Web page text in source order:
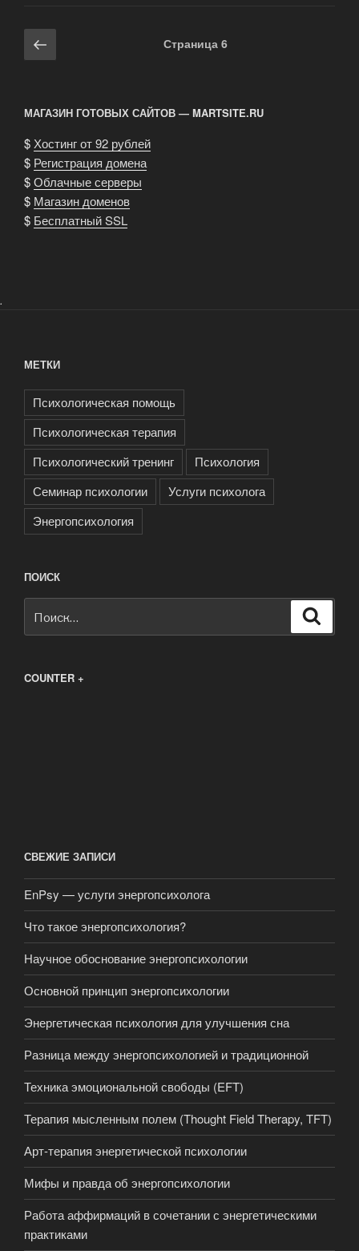
Навигация
по
Предыдущая
страница
Страница 6
МАГАЗИН ГОТОВЫХ САЙТОВ — MARTSITE.RU
$Хостинг от 92 рублей
$ Регистрация домена
$Облачные серверы
$ Магазин доменов
$ Бесплатный SSL
.
МЕТКИ
Психологическая помощь
Психологическая терапия
Психологический тренинг
Психология
Семинар психологии
Услуги психолога
Энергопсихология
ПОИСК
COUNTER +
СВЕЖИЕ ЗАПИСИ
EnPsy — услуги энергопсихолога
Что такое энергопсихология?
Научное обоснование энергопсихологии
Основной принцип энергопсихологии
Энергетическая психология для улучшения сна
Разница между энергопсихологией и традиционной
Техника эмоциональной свободы (EFT)
Терапия мысленным полем (Thought Field Therapy, TFT)
Арт-терапия энергетической психологии
Мифы и правда об энергопсихологии
Работа аффирмаций в сочетании с энергетическими
практиками